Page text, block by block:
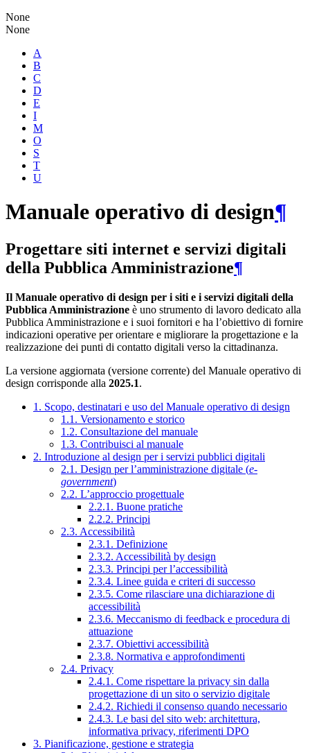
None
None
A
B
C
D
E
I
M
O
S
T
U
Manuale operativo di design¶
Progettare siti internet e servizi digitali
della Pubblica Amministrazione¶
Il Manuale operativo di design per i siti e i servizi digitali della
Pubblica Amministrazione è uno strumento di lavoro dedicato alla
Pubblica Amministrazione e i suoi fornitori e ha l’obiettivo di fornire
indicazioni operative per orientare e migliorare la progettazione e la
realizzazione dei punti di contatto digitali verso la cittadinanza.
La versione aggiornata (versione corrente) del Manuale operativo di
design corrisponde alla 2025.1.
1. Scopo, destinatari e uso del Manuale operativo di design
1.1. Versionamento e storico
1.2. Consultazione del manuale
1.3. Contribuisci al manuale
2. Introduzione al design per i servizi pubblici digitali
2.1. Design per l’amministrazione digitale (e-
government)
2.2. L’approccio progettuale
2.2.1. Buone pratiche
2.2.2. Principi
2.3. Accessibilità
2.3.1. Definizione
2.3.2. Accessibilità by design
2.3.3. Principi per l’accessibilità
2.3.4. Linee guida e criteri di successo
2.3.5. Come rilasciare una dichiarazione di
accessibilità
2.3.6. Meccanismo di feedback e procedura di
attuazione
2.3.7. Obiettivi accessibilità
2.3.8. Normativa e approfondimenti
2.4. Privacy
2.4.1. Come rispettare la privacy sin dalla
progettazione di un sito o servizio digitale
2.4.2. Richiedi il consenso quando necessario
2.4.3. Le basi del sito web: architettura,
informativa privacy, riferimenti DPO
3. Pianificazione, gestione e strategia